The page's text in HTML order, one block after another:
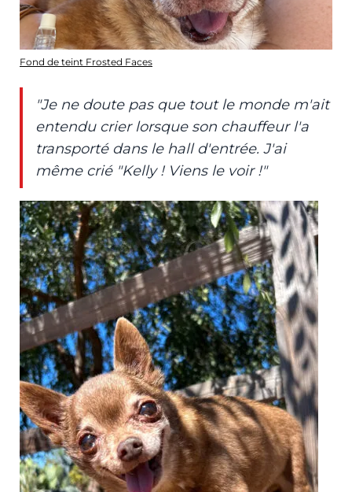
Fond de teint Frosted Faces
"Je ne doute pas que tout le monde m'ait
entendu crier lorsque son chauffeur l'a
transporté dans le hall d'entrée. J'ai
même crié "Kelly ! Viens le voir !"